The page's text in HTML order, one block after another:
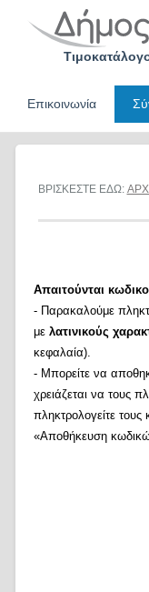
Επικοινωνία
ΒΡΙΣΚΕΣΤΕ ΕΔΩ:
Απαιτούνται
- Παρακαλούμε
με λατινικούς
κεφαλαία).
- Μπορείτε να
χρειάζεται να τους
πληκτρολογείτε τους
«Αποθήκευση